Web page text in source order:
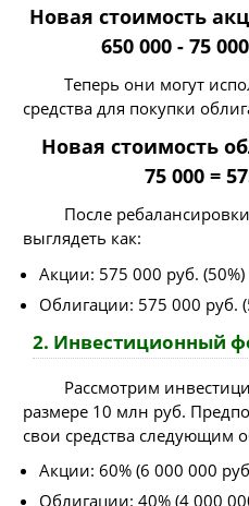
Новая стоимость
650 000 - 75
Теперь они могут
средства для покупки
Новая стоимость
75 000 =
После
выглядеть как:
Акции: 575 000 руб. (50%)
Облигации: 575 000 руб.
2. Инвестиционный
Рассмотрим
размере 10 млн руб.
свои средства следующим
Акции: 60% (6 000 000
Облигации: 40% (4 000